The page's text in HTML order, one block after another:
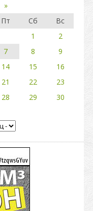
»
Пт Сб
Вс
1
2
7 8
9
14 15
16
21 22
23
28 29
30